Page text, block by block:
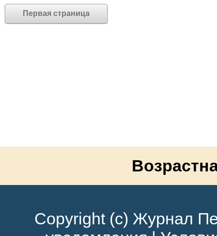
Первая страница
Copyright (c) Журнал